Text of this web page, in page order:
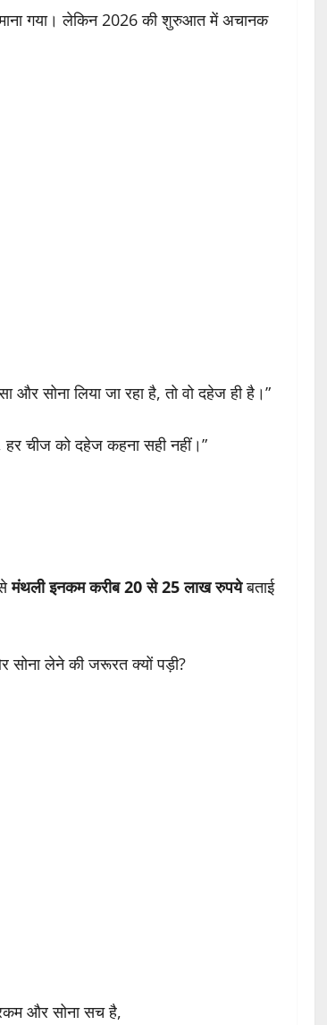
गया। लेकिन 2026 की शुरुआत में अचानक
सोना लिया जा रहा है, तो वो दहेज ही है।”
हर चीज को दहेज कहना सही नहीं।”
मंथली इनकम करीब 20 से 25 लाख रुपयेबताई
सोना लेने की जरूरत क्यों पड़ी?
रकम और सोना सच है,